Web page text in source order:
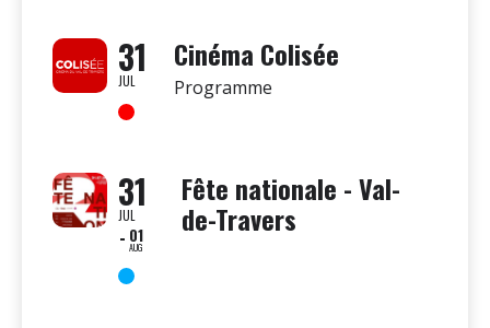
31
JUL
Cinéma Colisée
Programme
31
JUL
01
AUG
Fête nationale - Val-
de-Travers